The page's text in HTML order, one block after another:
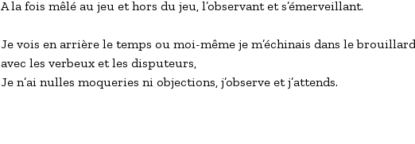
A la fois mêlé au jeu et hors du jeu, l’observant et s’émerveillant.
Je vois en arrière le temps ou moi-même je m’échinais dans le
avec les verbeux et les disputeurs,
Je n’ai nulles moqueries ni objections, j’observe et j’attends.